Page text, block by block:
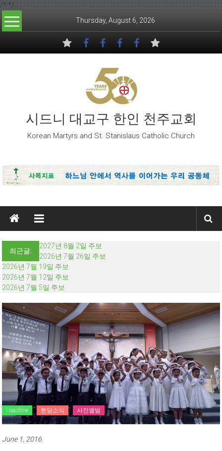
/* */
Skip to content
Thursday, August 6, 2026
시드니 대교구 한인 천주교회
Korean Martyrs and St. Stanislaus Catholic Church
최근글:
2027년 8월 2일 주보
2026년 7월 26일 주보
2026년 7월 19일 주보
2026년 7월 12일 주보
2026년 7월 5일 주보
Headline 본당소식 사진앨범
June 1, 2016